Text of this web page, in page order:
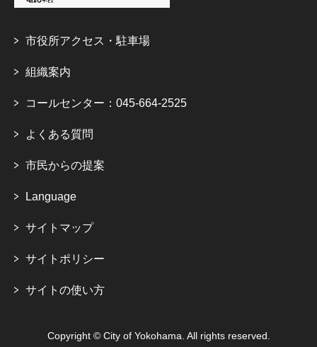
市役所アクセス・駐車場
組織案内
コールセンター：045-664-2525
よくある質問
市民からの提案
Language
サイトマップ
サイトポリシー
サイトの使い方
Copyright © City of Yokohama. All rights reserved.